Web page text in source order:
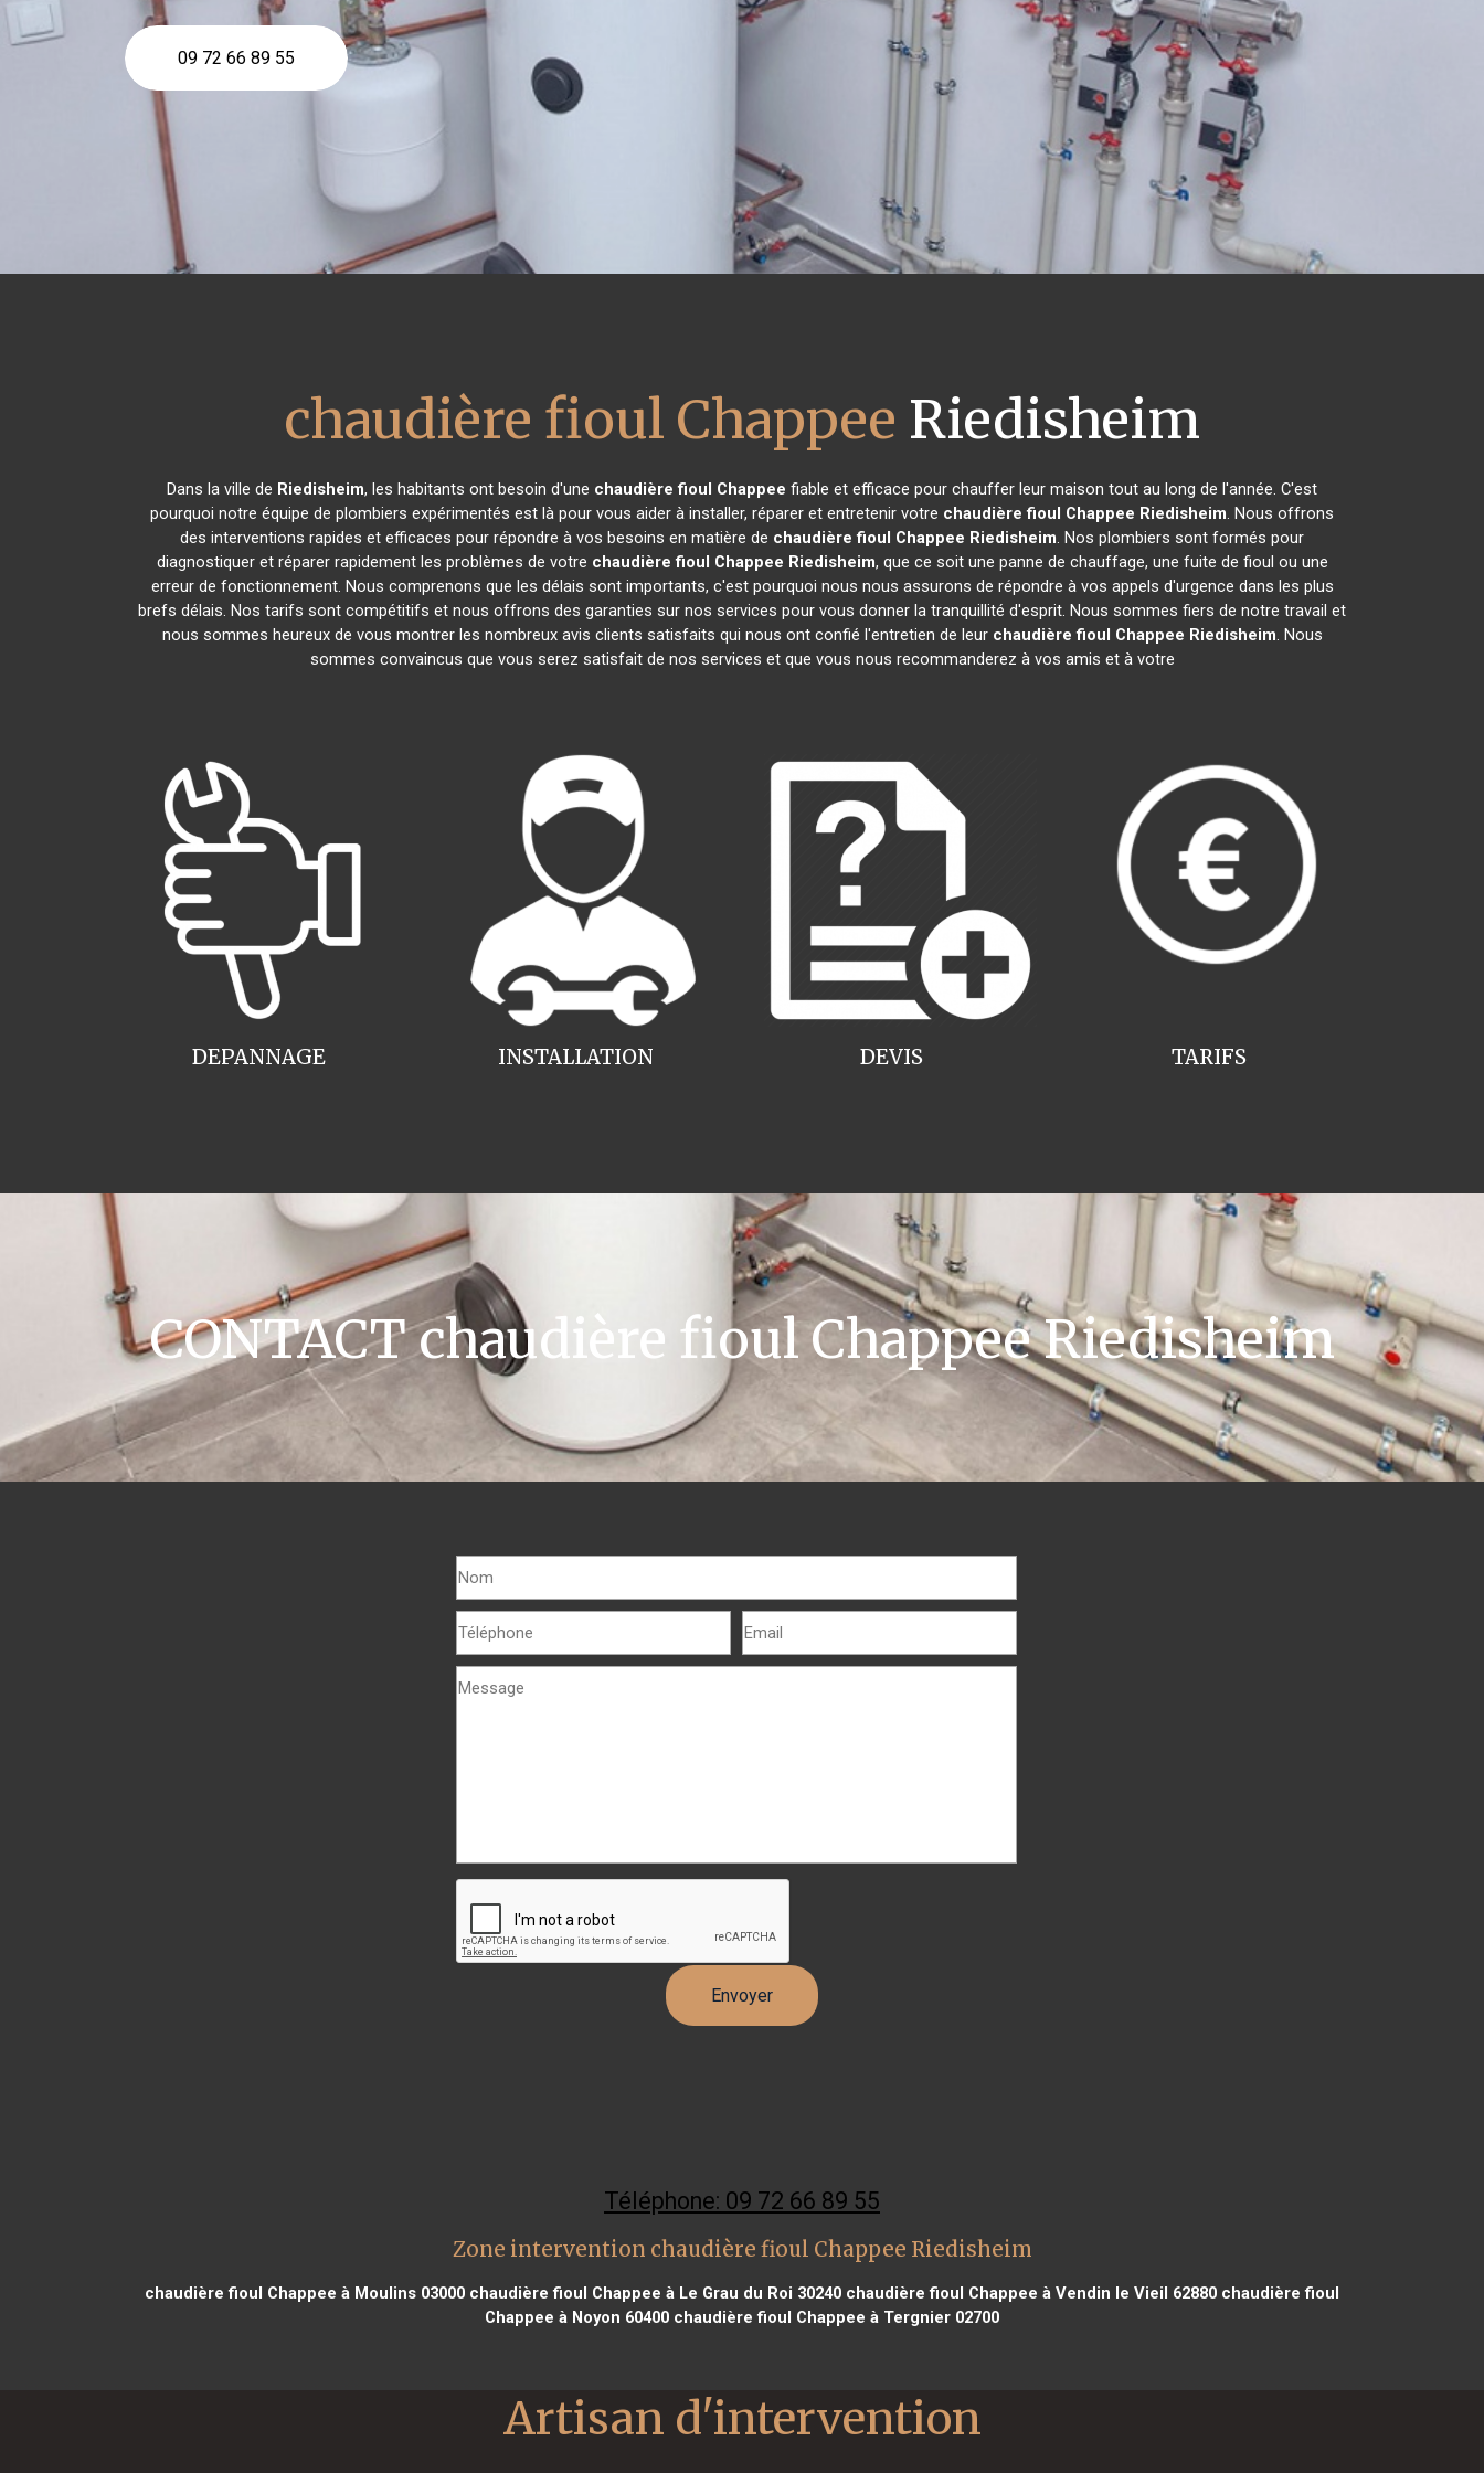
09 72 66 89 55
chaudière fioul Chappee Riedisheim
Dans la ville de Riedisheim, les habitants ont besoin d'une chaudière fioul Chappee fiable et efficace pour chauffer leur maison tout au long de l'année. C'est
pourquoi notre équipe de plombiers expérimentés est là pour vous aider à installer, réparer et entretenir votre chaudière fioul Chappee Riedisheim. Nous offrons
des interventions rapides et efficaces pour répondre à vos besoins en matière de chaudière fioul Chappee Riedisheim. Nos plombiers sont formés pour
diagnostiquer et réparer rapidement les problèmes de votre chaudière fioul Chappee Riedisheim, que ce soit une panne de chauffage, une fuite de fioul ou une
erreur de fonctionnement. Nous comprenons que les délais sont importants, c'est pourquoi nous nous assurons de répondre à vos appels d'urgence dans les plus
brefs délais. Nos tarifs sont compétitifs et nous offrons des garanties sur nos services pour vous donner la tranquillité d'esprit. Nous sommes fiers de notre travail et
nous sommes heureux de vous montrer les nombreux avis clients satisfaits qui nous ont confié l'entretien de leur chaudière fioul Chappee Riedisheim. Nous
sommes convaincus que vous serez satisfait de nos services et que vous nous recommanderez à vos amis et à votre
INSTALLATION
DEPANNAGE TARIFS
DEVIS
CONTACT chaudière fioul Chappee Riedisheim
Téléphone: 09 72 66 89 55
Zone intervention chaudière fioul Chappee Riedisheim
chaudière fioul Chappee à Moulins 03000 chaudière fioul Chappee à Le Grau du Roi 30240 chaudière fioul Chappee à Vendin le Vieil 62880 chaudière fioul
Chappee à Noyon 60400 chaudière fioul Chappee à Tergnier 02700
Artisan d'intervention